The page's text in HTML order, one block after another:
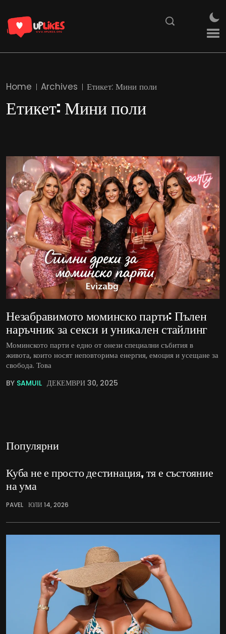
Home Archives Етикет: Мини поли
Етикет:Мини поли
Незабравимото моминско парти: Пълен
наръчник за секси и уникален стайлинг
Моминското парти е едно от онези специални събития в
живота, които носят неповторима енергия, емоция и усещане за
свобода. Това
BY SAMUIL ДЕКЕМВРИ 30, 2025
Популярни
Куба не е просто дестинация, тя е състояние
на ума
PAVEL ЮЛИ 14, 2026